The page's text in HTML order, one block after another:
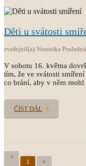
Děti u svátosti
zveřejnil(a) Veronika Poslušná
V sobotu 16. května
tím, že ve svátosti
co brání, aby v něm
ČÍST DÁL
1